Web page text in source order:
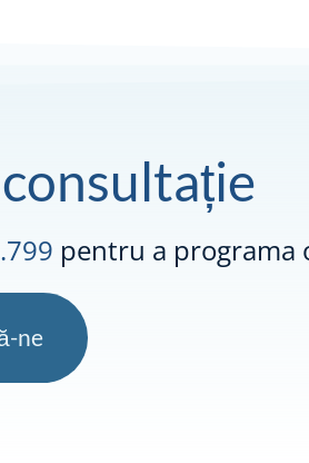
pentru a programa
ne